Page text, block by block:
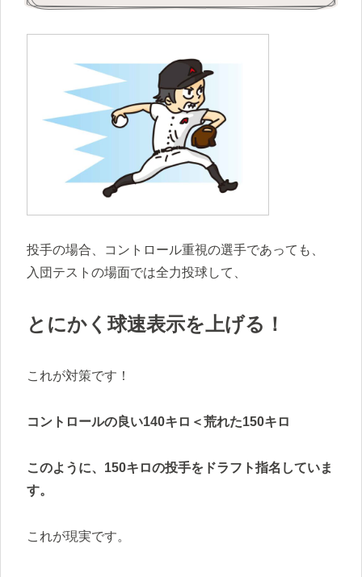
投手の場合、コントロール重視の選手であっても、
入団テストの場面では全力投球して、
とにかく球速表示を上げる！
これが対策です！
コントロールの良い140キロ＜荒れた150キロ
このように、150キロの投手をドラフト指名していま
す。
これが現実です。